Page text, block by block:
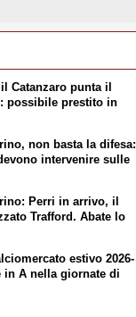
Catanzaro punta il
possibile prestito in
non basta la difesa:
intervenire sulle
Perri in arrivo, il
Trafford. Abate lo
estivo 2026-
in A nella giornate di